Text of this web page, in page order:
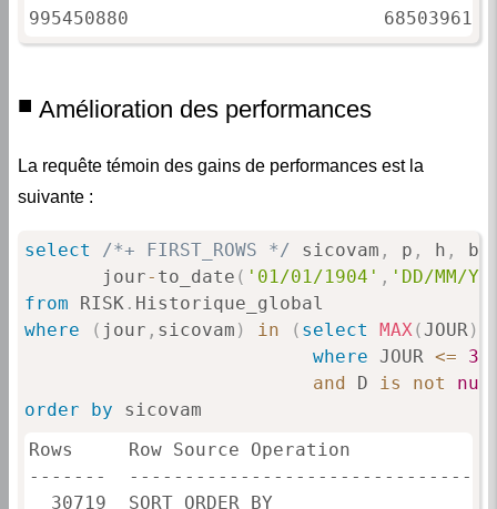
suivante :
       jour
-to_date('01/01/1904'
'DD/MM/
RISK.
where
(jour, sicovam) in (select
where JOUR <=
and D is not
Rows     Row Source Operation
-------
  30719   NESTED LOOPS